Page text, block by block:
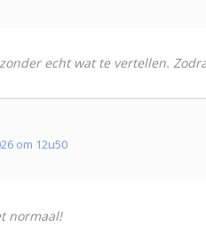
echt wat te vertellen.
om 12u50
normaal!